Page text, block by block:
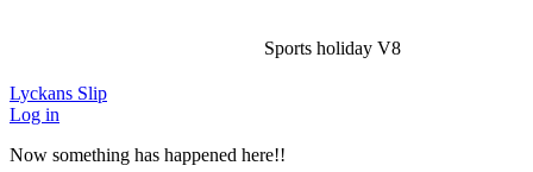
Sports holiday V8
Lyckans Slip
Log in
Now something has happened here!!